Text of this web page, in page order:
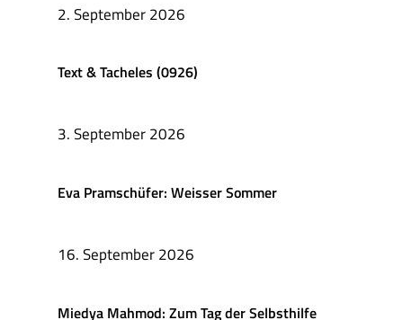
2. September 2026
Text & Tacheles (0926)
3. September 2026
Eva Pramschüfer: Weisser Sommer
16. September 2026
Miedya Mahmod: Zum Tag der Selbsthilfe